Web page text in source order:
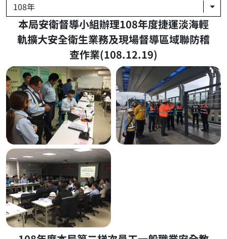
108年
本局安衛督導小組辦理108年度捷運淡海輕
軌擴大安全衛生業務及現場督導區域聯防稽
查作業(108.12.19)